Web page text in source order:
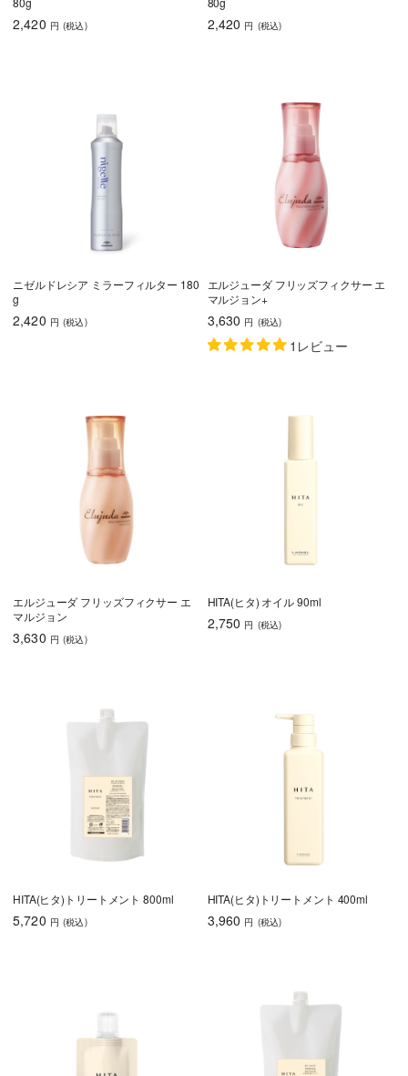
2,420 円 (税込) 2,420 円 (税込)
ニゼルドレシア ミラーフィルター 180
g
2,420 円 (税込)
エルジューダ フリッズフィクサー エ
マルジョン+
3,630 円 (税込)
1レビュー
エルジューダ フリッズフィクサー エ
マルジョン
3,630 円 (税込)
HITA(ヒタ) オイル 90ml
2,750 円 (税込)
HITA(ヒタ)トリートメント 800ml
5,720 円 (税込)
HITA(ヒタ)トリートメント 400ml
3,960 円 (税込)